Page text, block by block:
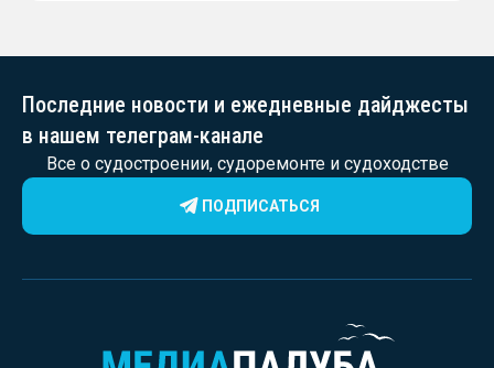
Последние новости и ежедневные дайджесты
в нашем телеграм-канале
Все о судостроении, судоремонте и судоходстве
ПОДПИСАТЬСЯ